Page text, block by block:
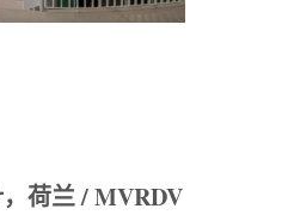
荷兰 / MVRDV